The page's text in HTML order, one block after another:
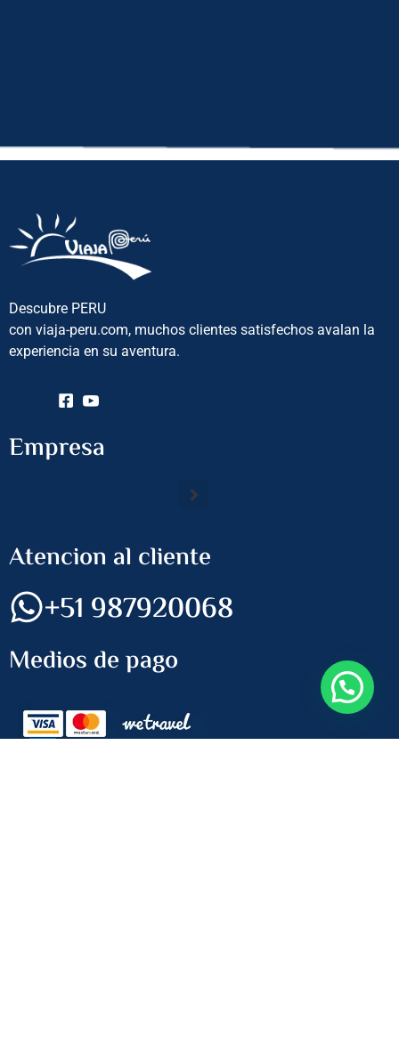
Descubre PERU
con viaja-peru.com, muchos clientes satisfechos avalan la
experiencia en su aventura.
Empresa
Atencion al cliente
+51 987920068
Medios de pago